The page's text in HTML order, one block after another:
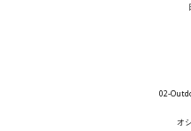
02-
オ